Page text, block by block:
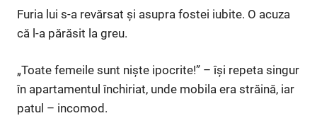
Furia lui s-a revărsat și asupra fostei iubite. O acuza
că l-a părăsit la greu.
„Toate femeile sunt niște ipocrite!” – își repeta singur
în apartamentul închiriat, unde mobila era străină, iar
patul – incomod.